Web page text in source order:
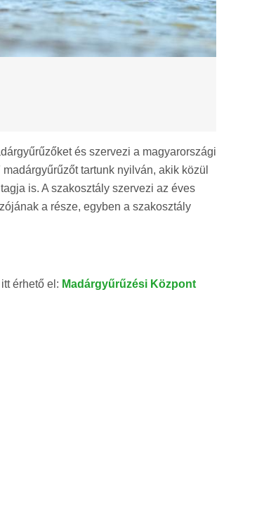
és szervezi a magyarországi
tartunk nyilván, akik közül
is. A szakosztály szervezi az éves
a része, egyben a szakosztály
érhető el: Madárgyűrűzési Központ